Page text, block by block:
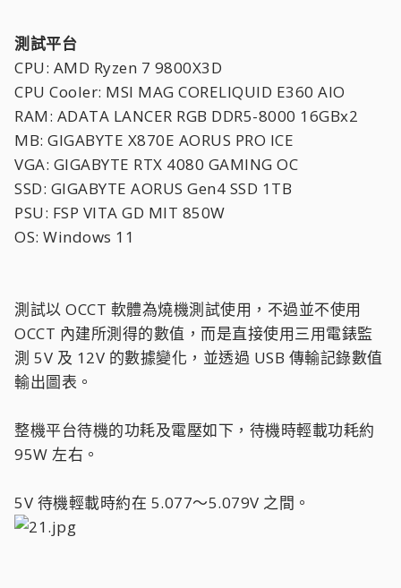
測試平台
CPU: AMD Ryzen 7 9800X3D
CPU Cooler: MSI MAG CORELIQUID E360 AIO
RAM: ADATA LANCER RGB DDR5-8000 16GBx2
MB: GIGABYTE X870E AORUS PRO ICE
VGA: GIGABYTE RTX 4080 GAMING OC
SSD: GIGABYTE AORUS Gen4 SSD 1TB
PSU: FSP VITA GD MIT 850W
OS: Windows 11
測試以 OCCT 軟體為燒機測試使用，不過並不使用
OCCT 內建所測得的數值，而是直接使用三用電錶監
測 5V 及 12V 的數據變化，並透過 USB 傳輸記錄數值
輸出圖表。
整機平台待機的功耗及電壓如下，待機時輕載功耗約
95W 左右。
5V 待機輕載時約在 5.077～5.079V 之間。